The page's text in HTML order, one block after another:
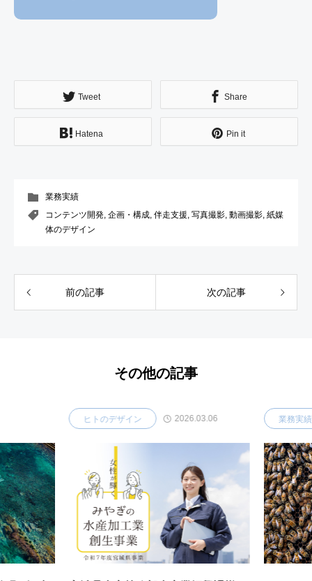
Tweet Share
Hatena Pin it
業務実績
コンテンツ開発 企画・構成 伴走支援 写真撮影 動画撮影 紙媒
体のデザイン
前の記事 次の記事
その他の記事
ヒトのデザイン 2026.03.06 業務実績